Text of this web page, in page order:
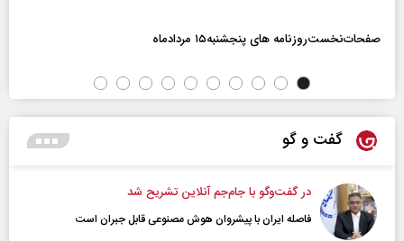
صفحات‌نخست‌روزنامه ها‌ی پنجشنبه‌۱۵ مردادماه
گفت و گو
در گفت‌و‌گو با جام‌جم آنلاین تشریح شد
فاصله ایران با پیشرو‌ان هوش مصنوعی قابل جبران است